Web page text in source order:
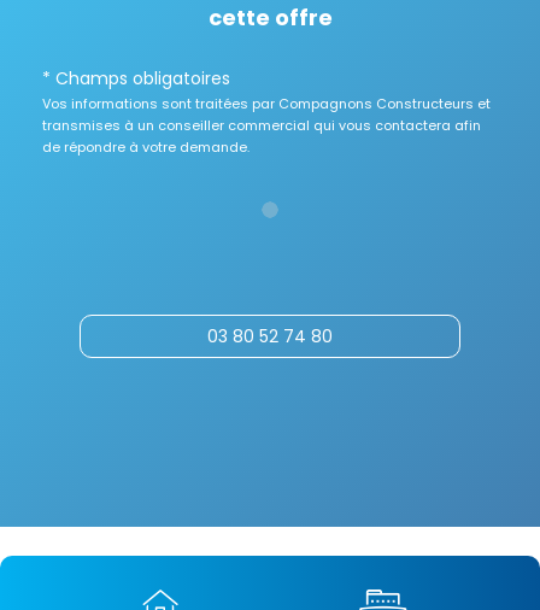
cette offre
* Champs obligatoires
Vos informations sont traitées par Compagnons Constructeurs et
transmises à un conseiller commercial qui vous contactera afin
de répondre à votre demande.
03 80 52 74 80